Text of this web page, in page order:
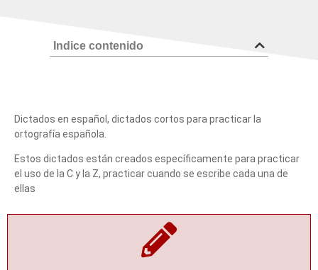
Indice contenido
Dictados en español, dictados cortos para practicar la
ortografía española.
Estos dictados están creados específicamente para practicar
el uso de la C y la Z, practicar cuando se escribe cada una de
ellas